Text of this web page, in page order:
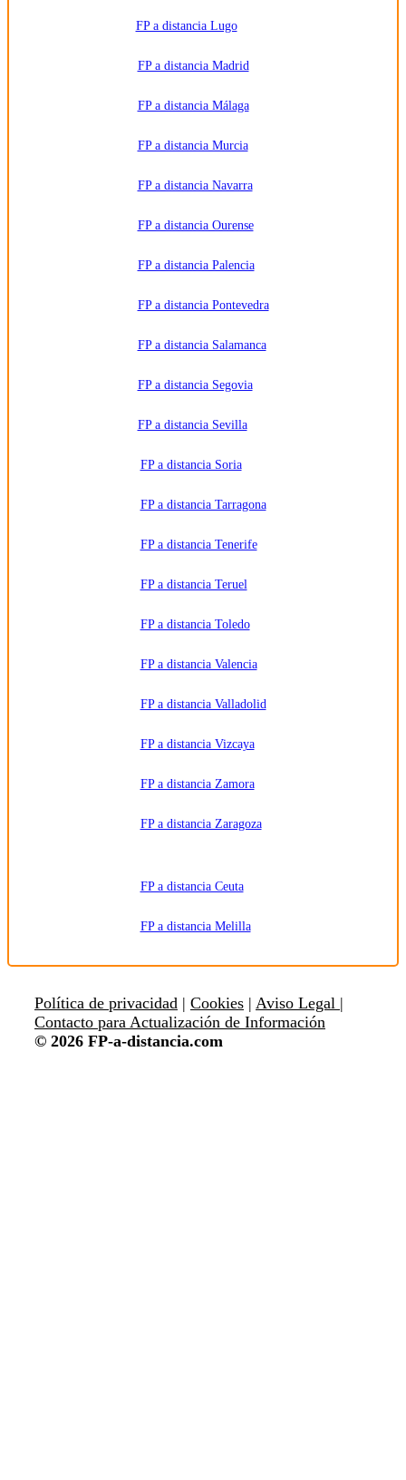
FP a distancia Lugo
FP a distancia Madrid
FP a distancia Málaga
FP a distancia Murcia
FP a distancia Navarra
FP a distancia Ourense
FP a distancia Palencia
FP a distancia Pontevedra
FP a distancia Salamanca
FP a distancia Segovia
FP a distancia Sevilla
FP a distancia Soria
FP a distancia Tarragona
FP a distancia Tenerife
FP a distancia Teruel
FP a distancia Toledo
FP a distancia Valencia
FP a distancia Valladolid
FP a distancia Vizcaya
FP a distancia Zamora
FP a distancia Zaragoza
FP a distancia Ceuta
FP a distancia Melilla
Política de privacidad | Cookies | Aviso Legal |
Contacto para Actualización de Información
© 2026 FP-a-distancia.com